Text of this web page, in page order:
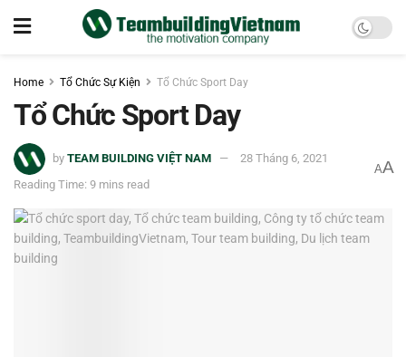
Home Tổ Chức Sự Kiện Tổ Chức Sport Day
Tổ Chức Sport Day
by TEAM BUILDING VIỆT NAM
28 Tháng 6, 2021
Reading Time: 9 mins read
AA